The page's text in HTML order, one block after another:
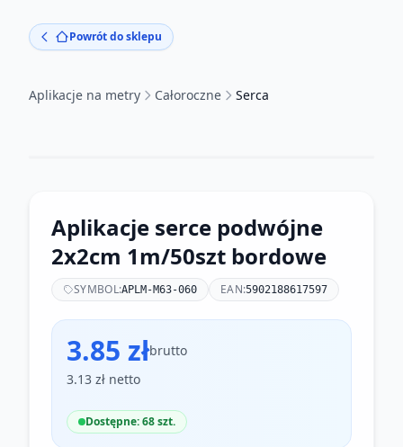
Powrót do sklepu
Aplikacje na metry Całoroczne Serca
Aplikacje serce podwójne
2x2cm 1m/50szt bordowe
SYMBOL:APLM-M63-060 EAN:5902188617597
3.85 złbrutto
3.13 zł netto
Dostępne: 68 szt.